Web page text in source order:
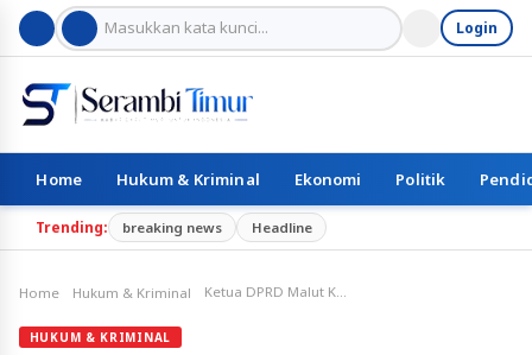
Login
Home Hukum & Kriminal Ekonomi Politik
Trending: breaking news Headline
Home Hukum & Kriminal Ketua DPRD Malut Kuntu Daud Akhirnya Penuhi Panggilan KPK
HUKUM & KRIMINAL